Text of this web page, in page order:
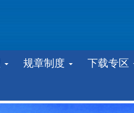
规章制度 下载专区